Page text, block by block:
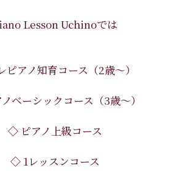
Lesson Uchinoでは
アノ知育コース（2歳〜）
ベーシックコース（3歳〜）
◇ ピアノ上級コース
◇ 1レッスンコース